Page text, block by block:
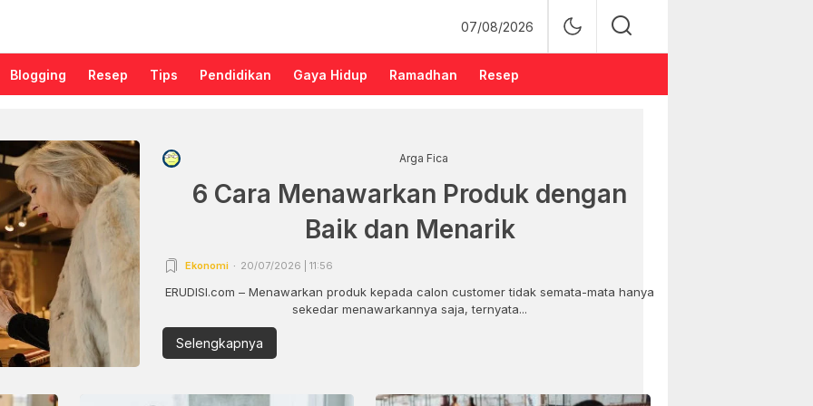
07/08/2026
Blogging Resep Tips Pendidikan Gaya Hidup Ramadhan Resep
Arga Fica
6 Cara Menawarkan Produk dengan
Baik dan Menarik
Ekonomi 20/07/2026 | 11:56
ERUDISI.com – Menawarkan produk kepada calon customer tidak semata-mata hanya
sekedar menawarkannya saja, ternyata...
Selengkapnya